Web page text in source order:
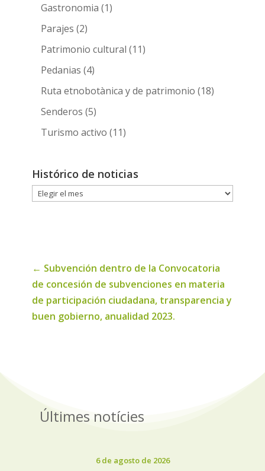
Gastronomia (1)
Parajes (2)
Patrimonio cultural (11)
Pedanias (4)
Ruta etnobotànica y de patrimonio (18)
Senderos (5)
Turismo activo (11)
Histórico de noticias
Histórico
← Subvención dentro de la Convocatoria
de concesión de subvenciones en materia
de participación ciudadana, transparencia y
buen gobierno, anualidad 2023.
Últimes notícies
6 de agosto de 2026